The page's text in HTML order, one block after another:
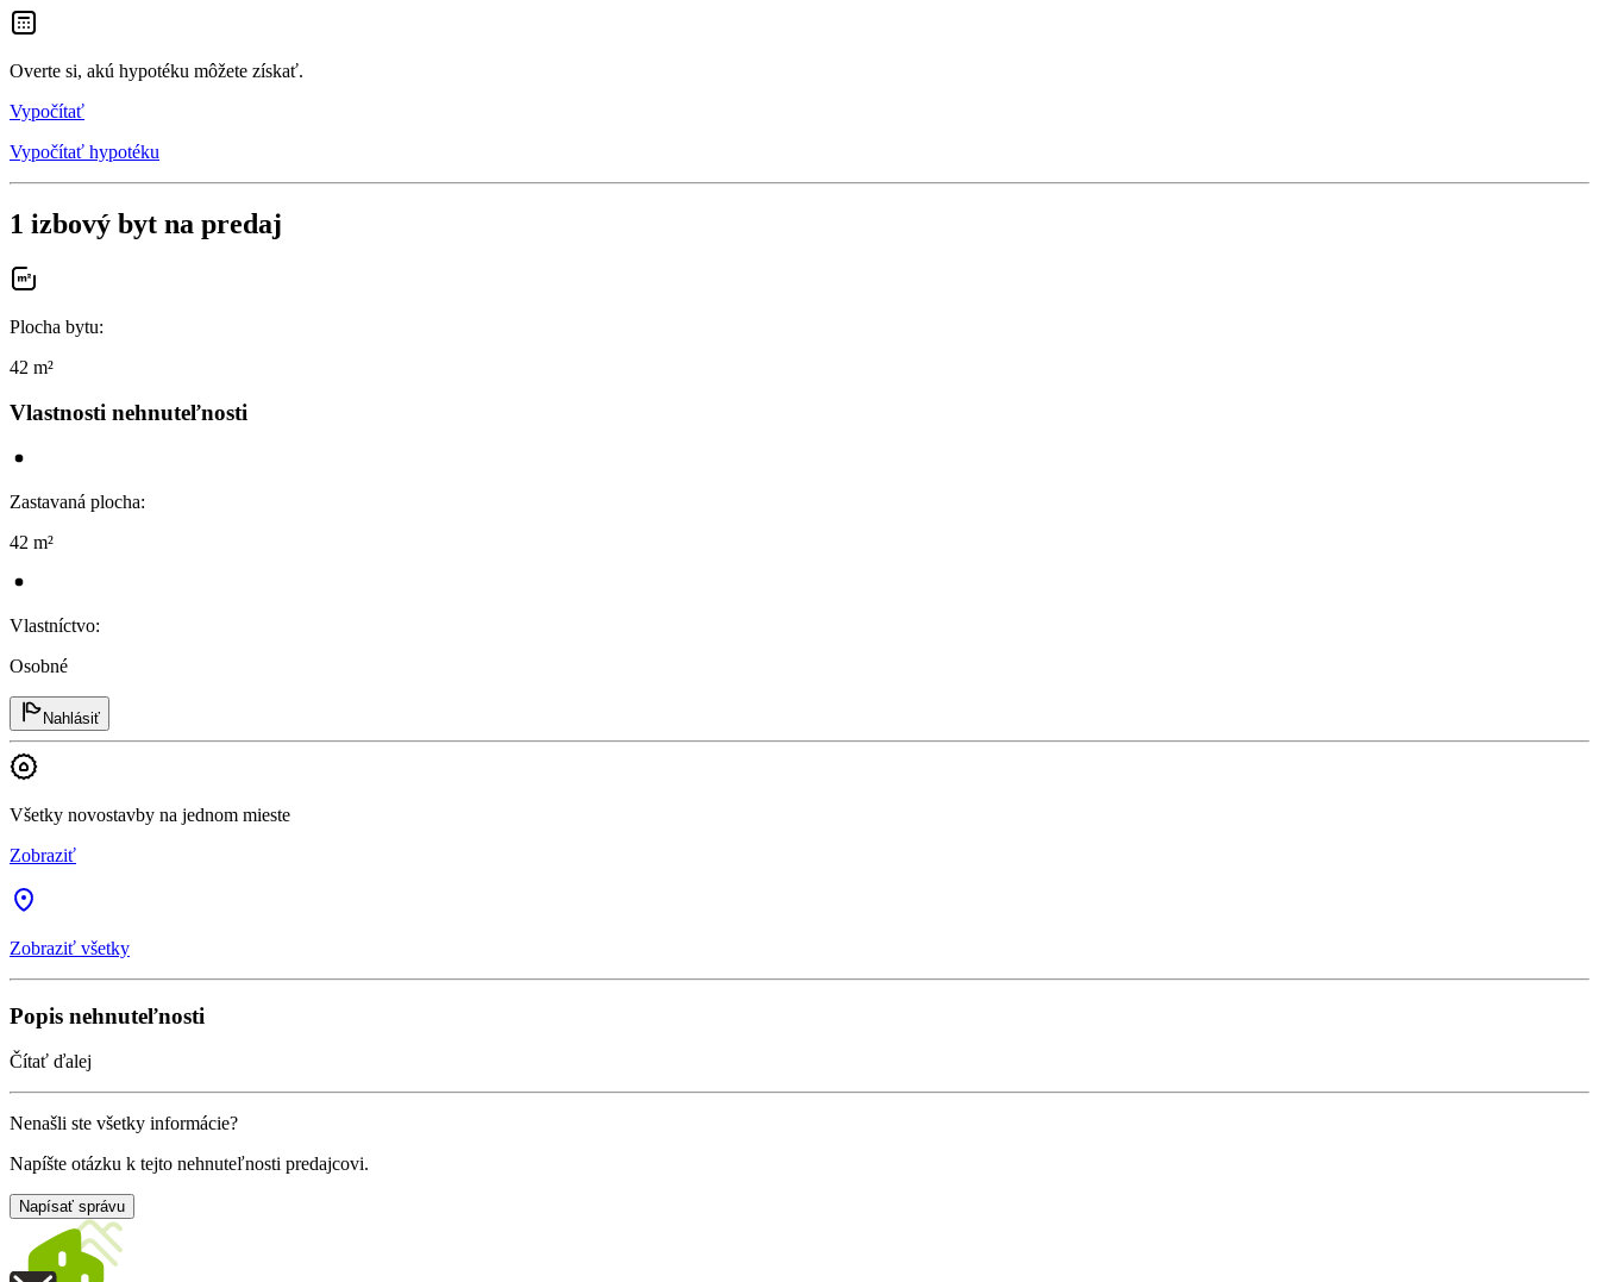
Overte si, akú hypotéku môžete získať.
Vypočítať
Vypočítať hypotéku
1 izbový byt na predaj
Plocha bytu:
42 m²
Vlastnosti nehnuteľnosti
Zastavaná plocha:
42 m²
Vlastníctvo:
Osobné
Nahlásiť
Všetky novostavby na jednom mieste
Zobraziť
Zobraziť všetky
Popis nehnuteľnosti
Čítať ďalej
Nenašli ste všetky informácie?
Napíšte otázku k tejto nehnuteľnosti predajcovi.
Napísať správu